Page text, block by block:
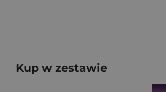
Kup w zestawie